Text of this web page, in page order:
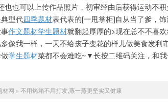
也可以上传作品照片，初审经由后获得运动不
型代四季题材表代表的[一甩掌柜]自从当了爹，
作文题材学生题材就翻起厚厚的>现在总不不喜
像我一样，一天不给孩子变花的样儿做美食发利
学生题材菜都不会难吃~▼长按二维码关注，和
材网 » 不用烤箱不用打发,蒸一蒸更坚实又健康